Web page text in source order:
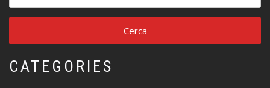
CATEGORIES